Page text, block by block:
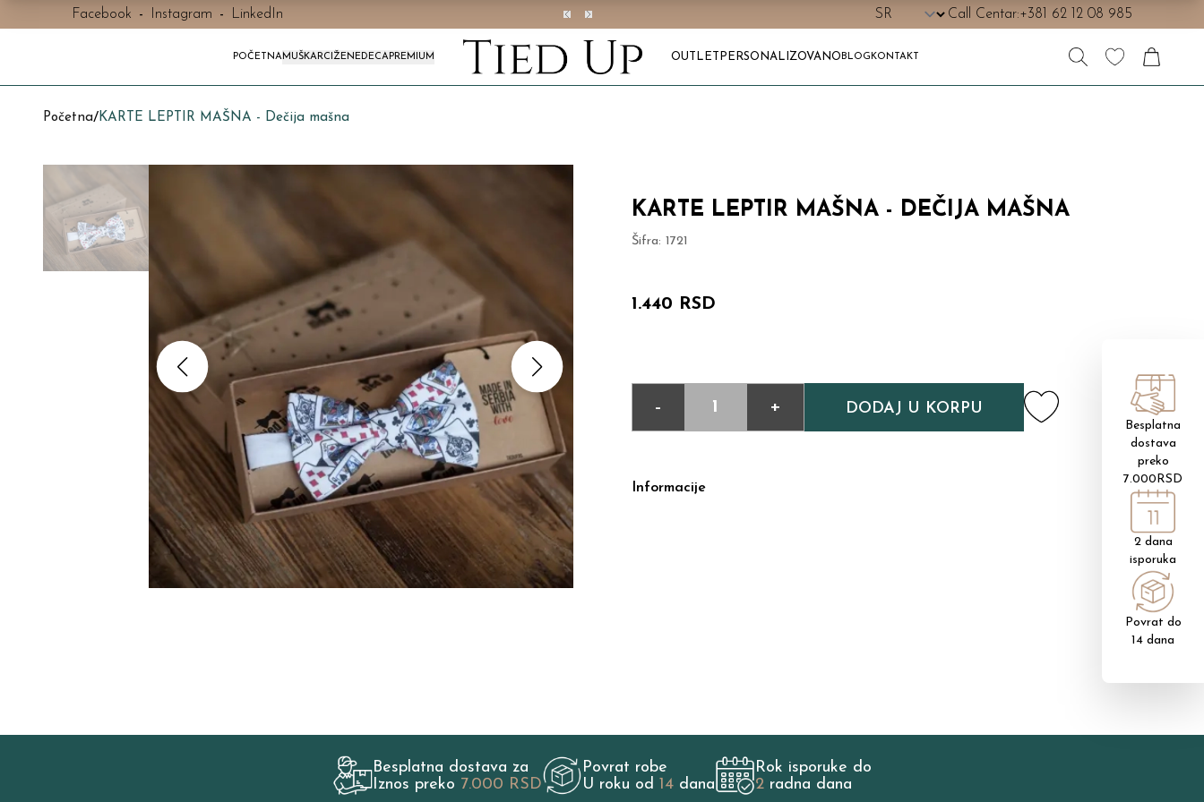
Facebook - Instagram - LinkedIn Call Centar:+381 62 12 08 985
POČETNAMUŠKARCI ŽENEDECAPREMIUM OUTLET PERSONALIZOVANO BLOG KONTAKT
Početna/KARTE LEPTIR MAŠNA - Dečija mašna
KARTE LEPTIR MAŠNA - DEČIJA MAŠNA
Šifra: 1721
1.440 RSD
- + DODAJ U KORPU
Informacije
Besplatna
dostava
preko
7.000RSD
2 dana
isporuka
Povrat do
14 dana
Besplatna dostava za
Iznos preko 7.000 RSD
Povrat robe
U roku od 14 dana
Rok isporuke do
2 radna dana